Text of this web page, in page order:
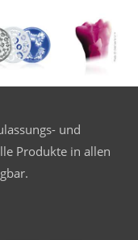
und
Produkte in allen